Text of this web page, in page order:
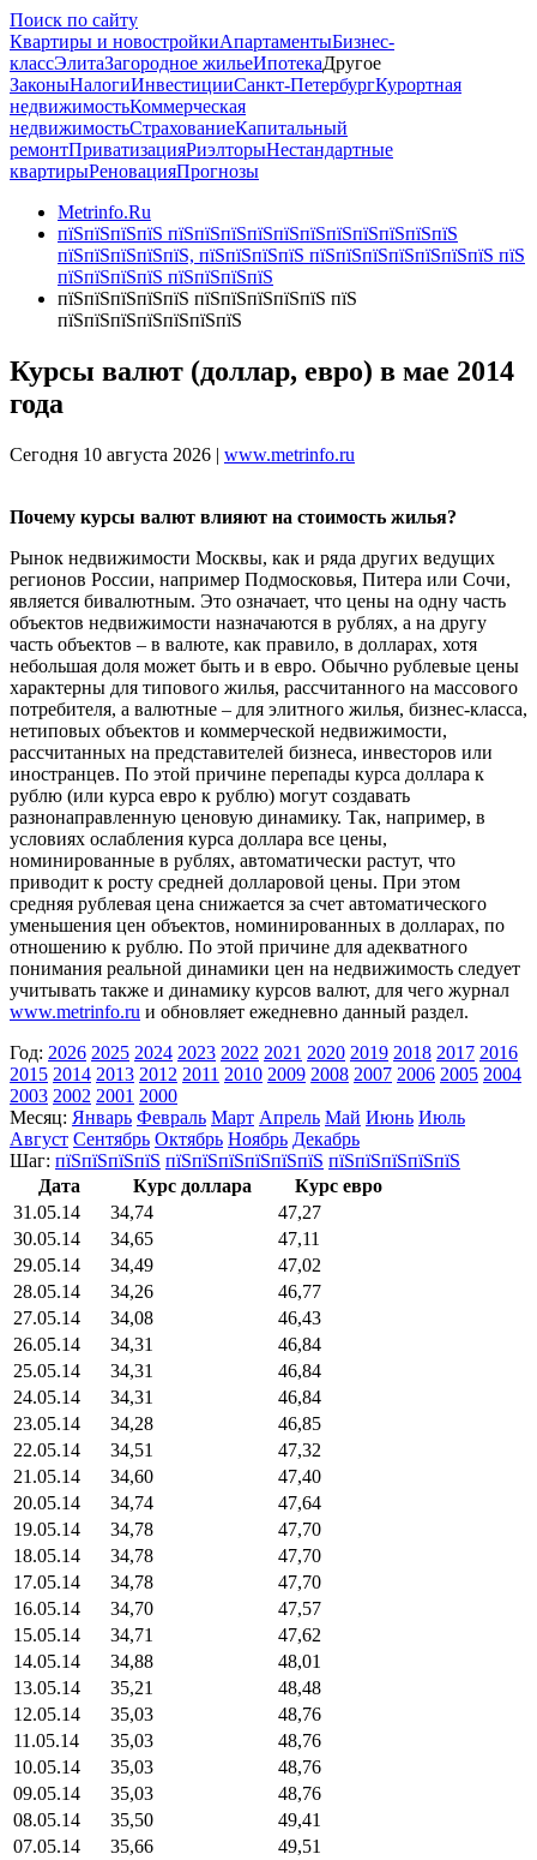
Поиск по сайту
Квартиры и новостройкиАпартаментыБизнес-
классЭлитаЗагородное жильеИпотекаДругое
ЗаконыНалогиИнвестицииСанкт-ПетербургКурортная
недвижимостьКоммерческая
недвижимостьСтрахованиеКапитальный
ремонтПриватизацияРиэлторыНестандартные
квартирыРеновацияПрогнозы
Metrinfo.Ru
пїЅпїЅпїЅпїЅ пїЅпїЅпїЅпїЅпїЅпїЅпїЅпїЅпїЅпїЅпїЅ
пїЅпїЅпїЅпїЅпїЅ, пїЅпїЅпїЅпїЅ пїЅпїЅпїЅпїЅпїЅпїЅпїЅ пїЅ
пїЅпїЅпїЅпїЅ пїЅпїЅпїЅпїЅ
пїЅпїЅпїЅпїЅпїЅ пїЅпїЅпїЅпїЅпїЅ пїЅ
пїЅпїЅпїЅпїЅпїЅпїЅпїЅ
Курсы валют (доллар, евро) в мае 2014
года
Сегодня 10 августа 2026 | www.metrinfo.ru
Почему курсы валют влияют на стоимость жилья?
Рынок недвижимости Москвы, как и ряда других ведущих
регионов России, например Подмосковья, Питера или Сочи,
является бивалютным. Это означает, что цены на одну часть
объектов недвижимости назначаются в рублях, а на другу
часть объектов – в валюте, как правило, в долларах, хотя
небольшая доля может быть и в евро. Обычно рублевые цены
характерны для типового жилья, рассчитанного на массового
потребителя, а валютные – для элитного жилья, бизнес-класса,
нетиповых объектов и коммерческой недвижимости,
рассчитанных на представителей бизнеса, инвесторов или
иностранцев. По этой причине перепады курса доллара к
рублю (или курса евро к рублю) могут создавать
разнонаправленную ценовую динамику. Так, например, в
условиях ослабления курса доллара все цены,
номинированные в рублях, автоматически растут, что
приводит к росту средней долларовой цены. При этом
средняя рублевая цена снижается за счет автоматического
уменьшения цен объектов, номинированных в долларах, по
отношению к рублю. По этой причине для адекватного
понимания реальной динамики цен на недвижимость следует
учитывать также и динамику курсов валют, для чего журнал
www.metrinfo.ru и обновляет ежедневно данный раздел.
Год: 2026 2025 2024 2023 2022 2021 2020 2019 2018 2017 2016
2015 2014 2013 2012 2011 2010 2009 2008 2007 2006 2005 2004
2003 2002 2001 2000
Месяц: Январь Февраль Март Апрель Май Июнь Июль
Август Сентябрь Октябрь Ноябрь Декабрь
Шаг: пїЅпїЅпїЅпїЅ пїЅпїЅпїЅпїЅпїЅпїЅ пїЅпїЅпїЅпїЅпїЅ
Дата
Курс доллара
Курс евро
31.05.14
34,74
47,27
30.05.14
34,65
47,11
29.05.14
34,49
47,02
28.05.14
34,26
46,77
27.05.14
34,08
46,43
26.05.14
34,31
46,84
25.05.14
34,31
46,84
24.05.14
34,31
46,84
23.05.14
34,28
46,85
22.05.14
34,51
47,32
21.05.14
34,60
47,40
20.05.14
34,74
47,64
19.05.14
34,78
47,70
18.05.14
34,78
47,70
17.05.14
34,78
47,70
16.05.14
34,70
47,57
15.05.14
34,71
47,62
14.05.14
34,88
48,01
13.05.14
35,21
48,48
12.05.14
35,03
48,76
11.05.14
35,03
48,76
10.05.14
35,03
48,76
09.05.14
35,03
48,76
08.05.14
35,50
49,41
07.05.14
35,66
49,51